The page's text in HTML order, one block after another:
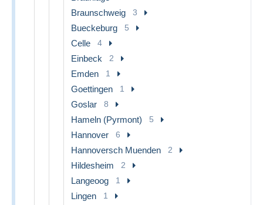
Braunschweig 3
Bueckeburg 5
Celle 4
Einbeck 2
Emden 1
Goettingen 1
Goslar 8
Hameln (Pyrmont) 5
Hannover 6
Hannoversch Muenden 2
Hildesheim 2
Langeoog 1
Lingen 1